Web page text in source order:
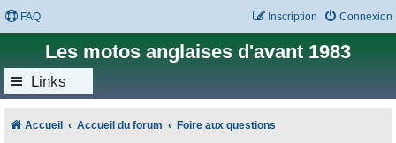
FAQ Connexion
Inscription
Les motos anglaises d'avant 1983
Links
Accueil Accueil du forum Foire aux questions